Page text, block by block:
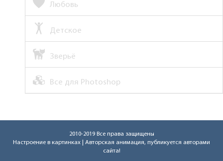
Любовь
Детское
Зверьё
Все для Photoshop
2010-2019 Все права защищены
Настроение в картинках | Авторская анимация, публикуется авторами
сайта!